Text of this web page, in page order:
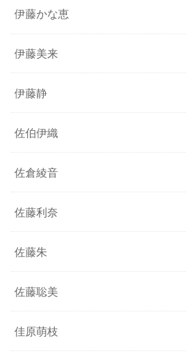
伊藤かな恵
伊藤美来
伊藤静
佐伯伊織
佐倉綾音
佐藤利奈
佐藤朱
佐藤聡美
佳原萌枝